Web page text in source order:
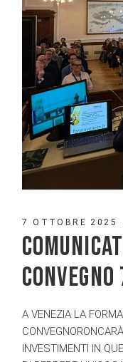
7 OTTOBRE 2025
A VENEZIA LA
INVESTIMENTI IN